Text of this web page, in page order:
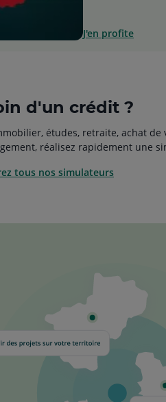
J'en profite
d'un crédit ?
études, retraite, achat de
réalisez rapidement une
tous nos simulateurs